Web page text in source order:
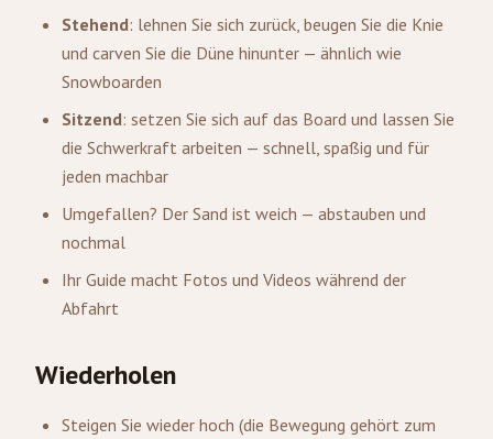
Stehend: lehnen Sie sich zurück, beugen Sie die Knie
und carven Sie die Düne hinunter — ähnlich wie
Snowboarden
Sitzend: setzen Sie sich auf das Board und lassen Sie
die Schwerkraft arbeiten — schnell, spaßig und für
jeden machbar
Umgefallen? Der Sand ist weich — abstauben und
nochmal
Ihr Guide macht Fotos und Videos während der
Abfahrt
Wiederholen
Steigen Sie wieder hoch (die Bewegung gehört zum